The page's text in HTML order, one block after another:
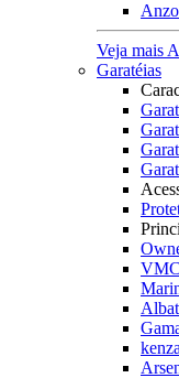
Veja mais
Garatéias
VMC